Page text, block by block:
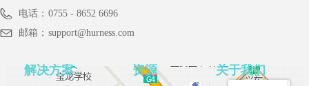
电话： 0755 - 8652 6696
邮箱： support@hurness.com
解决方案 资源 关于我们